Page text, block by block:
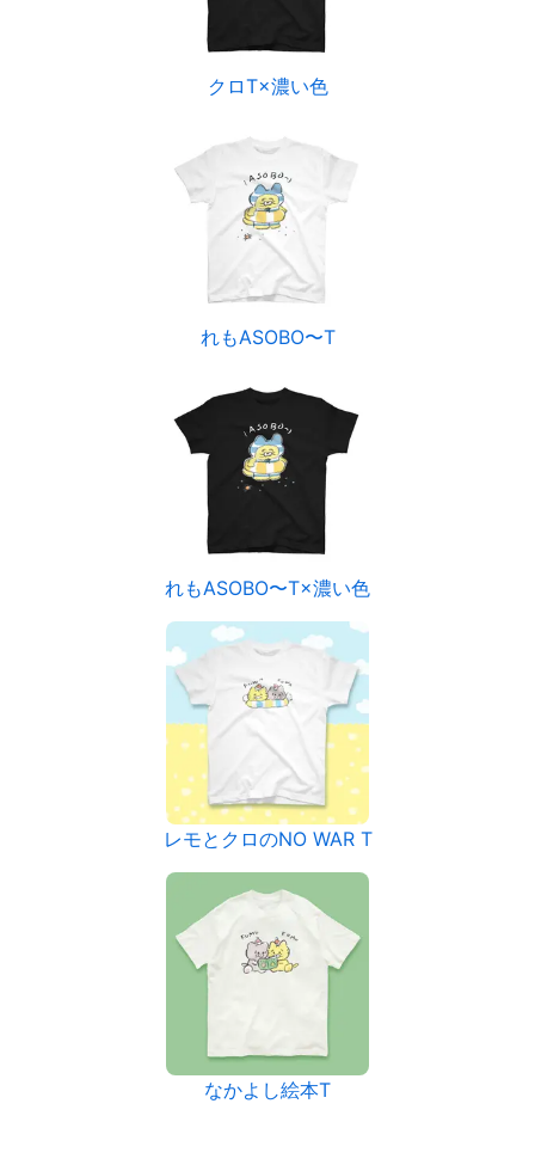
クロT×濃い色
れもASOBO〜T
れもASOBO〜T×濃い色
レモとクロのNO WAR T
なかよし絵本T